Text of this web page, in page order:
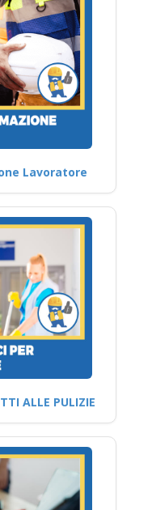
Lavoratore
ALLE PULIZIE